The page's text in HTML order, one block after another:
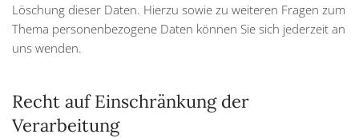
Löschung dieser Daten. Hierzu sowie zu weiteren Fragen zum
Thema personenbezogene Daten können Sie sich jederzeit an
uns wenden.
Recht auf Einschränkung der
Verarbeitung